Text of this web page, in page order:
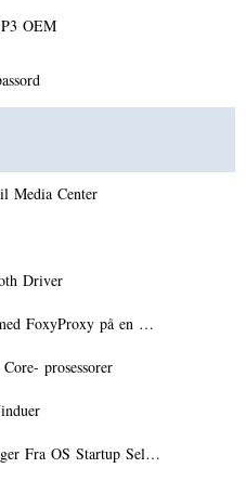
OEM
Media Center
Driver
FoxyProxy på en …
prosessorer
Fra OS Startup Sel…